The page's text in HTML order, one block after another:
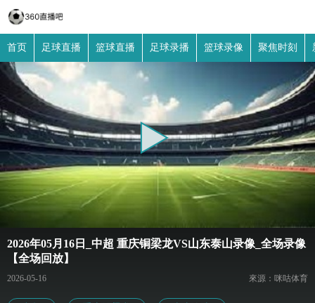
首页 足球直播 篮球直播 足球录播 篮球录像 聚焦时刻
2026年05月16日_中超 重庆铜梁龙VS山东泰山录像_全场录像
【全场回放】
2026-05-16 來源：咪咕体育